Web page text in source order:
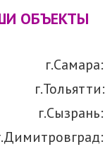
ОБЪЕКТЫ
г.Самара:
г.Тольятти:
г.Сызрань: